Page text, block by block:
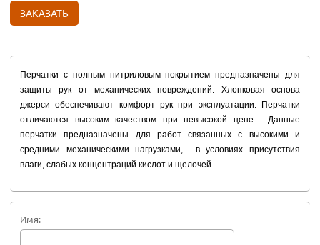
ЗАКАЗАТЬ
Перчатки с полным нитриловым покрытием предназначены для
защиты рук от механических повреждений. Хлопковая основа
джерси обеспечивают комфорт рук при эксплуатации. Перчатки
отличаются высоким качеством при невысокой цене. Данные
перчатки предназначены для работ связанных с высокими и
средними механическими нагрузками, в условиях присутствия
влаги, слабых концентраций кислот и щелочей.
Имя: